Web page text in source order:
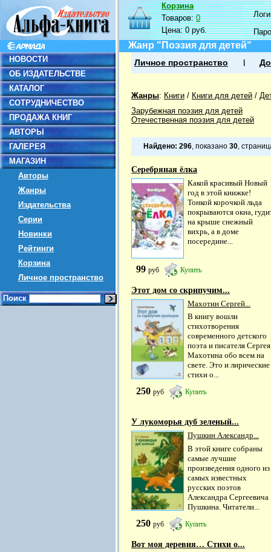
НОВОСТИ
ОБ ИЗДАТЕЛЬСТВЕ
КАТАЛОГ
СОТРУДНИЧЕСТВО
ПРОДАЖА КНИГ
АВТОРЫ
ГАЛЕРЕЯ
МАГАЗИН
Авторы
Жанры
Издательства
Серии
Новинки
Рейтинги
Корзина
Личное пространство
Поиск
Корзина
Товаров:0
Цена:0 руб.
Жанр "Поэзия для детей"
Личное пространство
Жанры: Книги / Книги для детей /
Зарубежная поэзия для детей
Отечественная поэзия для детей
Найдено: 296, показано 30,
Серебряная ёлка
Какой красивый Новый
год в этой книжке!
Тонкой корочкой льда
покрываются окна,
на крыше снежный
вихрь, а в доме
посередине...
99 руб Купить
Этот дом со скрипучим...
Махотин Сергей...
В книгу вошли
стихотворения
современного детского
поэта и писателя Сергея
Махотина обо всем на
свете. Это и лирические
стихи о...
250 руб Купить
У лукоморья дуб зеленый...
Пушкин Александр...
В этой книге собраны
самые лучшие
произведения одного из
самых известных
русских поэтов
Александра Сергеевича
Пушкина. Читатели...
250 руб Купить
Вот моя деревня… Стихи о...